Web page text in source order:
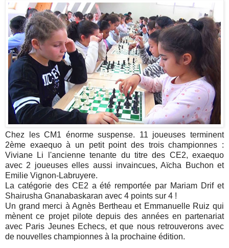
Chez les CM1 énorme suspense. 11 joueuses terminent
2ème exaequo à un petit point des trois championnes :
Viviane Li l'ancienne tenante du titre des CE2, exaequo
avec 2 joueuses elles aussi invaincues, Aïcha Buchon et
Emilie Vignon-Labruyere.
La catégorie des CE2 a été remportée par Mariam Drif et
Shairusha Gnanabaskaran avec 4 points sur 4 !
Un grand merci à Agnès Bertheau et Emmanuelle Ruiz qui
mènent ce projet pilote depuis des années en partenariat
avec Paris Jeunes Echecs, et que nous retrouverons avec
de nouvelles championnes à la prochaine édition.